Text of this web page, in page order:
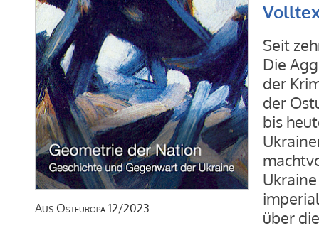
Aus Osteuropa 12/2023
Seit
Die
der
der
bis
über